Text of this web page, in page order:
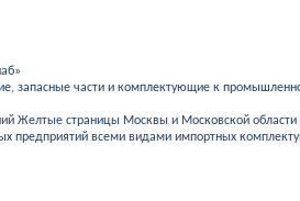
запасные части и комплектующие к
Желтые страницы Москвы и Московской
предприятий всеми видами импортных